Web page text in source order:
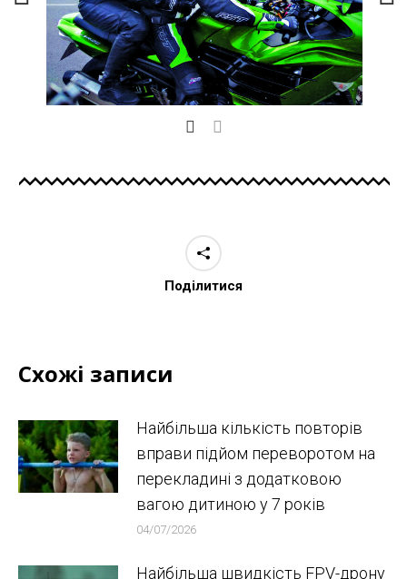
Поділитися
Схожі записи
Найбільша кількість повторів
вправи підйом переворотом на
перекладині з додатковою
вагою дитиною у 7 років
04/07/2026
Найбільша швидкість FPV-дрону